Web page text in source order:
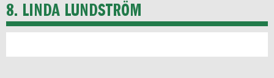
HTFF
8. LINDA LUNDSTRÖM